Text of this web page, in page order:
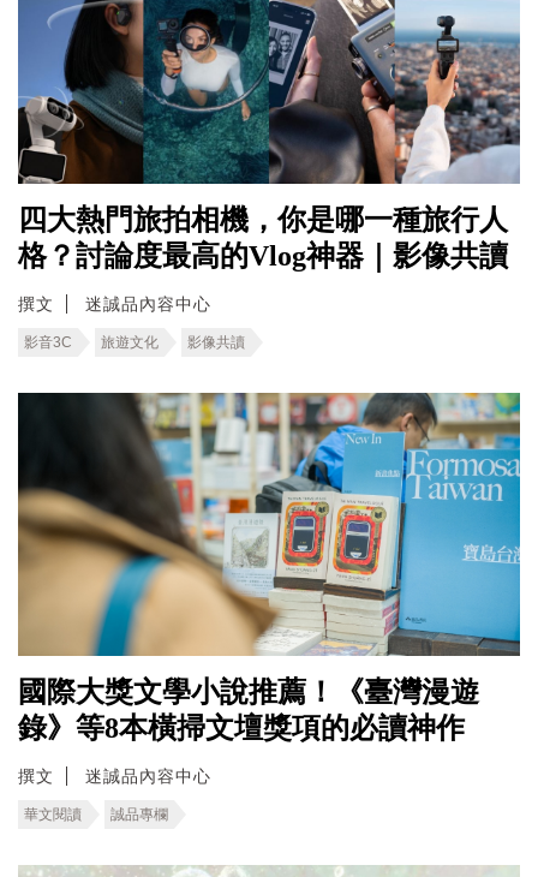
四大熱門旅拍相機，你是哪一種旅行人
格？討論度最高的Vlog神器｜影像共讀
撰文 迷誠品內容中心
影音3C 旅遊文化 影像共讀
國際大獎文學小說推薦！《臺灣漫遊
錄》等8本橫掃文壇獎項的必讀神作
撰文 迷誠品內容中心
華文閱讀 誠品專欄